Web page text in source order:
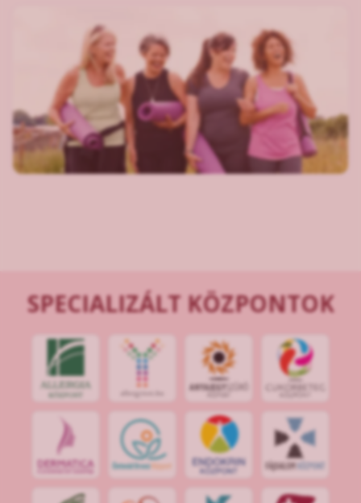
SPECIALIZÁLT KÖZPONTOK